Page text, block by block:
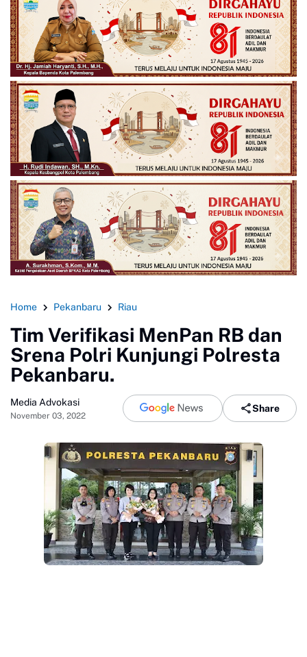
Home Pekanbaru Riau
Tim Verifikasi MenPan RB dan
Srena Polri Kunjungi Polresta
Pekanbaru.
Media Advokasi
November 03, 2022
Share